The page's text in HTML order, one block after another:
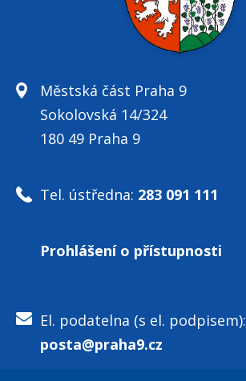
Městská část Praha 9
Sokolovská 14/324
180 49 Praha 9
Tel. ústředna: 283 091 111
Prohlášení o přístupnosti
El. podatelna (s el. podpisem):
posta@praha9.cz